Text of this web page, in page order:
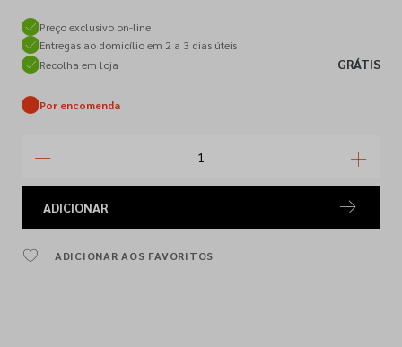
Preço exclusivo on-line
Entregas ao domicílio em 2 a 3 dias úteis
Recolha em loja
GRÁTIS
Por encomenda
ADICIONAR
ADICIONAR AOS FAVORITOS